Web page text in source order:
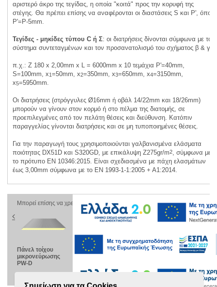
αριστερό άκρο της τεγίδας, η οποία "κοιτά" προς την κορυφή της
στέγης. Θα πρέπει επίσης να αναφέρονται οι διαστάσεις S και P', όπου
P'=P-5mm.
Τεγίδες - μηκίδες τύπου C ή Σ: οι διατρήσεις δίνονται σύμφωνα με το
σύστημα συντεταγμένων και τον προσανατολισμό του σχήματος β & γ.
π.χ.: Ζ 180 x 2,00mm x L = 6000mm x 10 τεμάχια P'=40mm,
S=100mm, x1=50mm, x2=350mm, x3=650mm, x4=3150mm,
x5=5950mm.
Οι διατρήσεις (στρόγγυλες Ø16mm ή οβάλ 14/22mm και 18/26mm)
μπορούν να γίνουν στον κορμό ή στο πέλμα της διατομής, σε
προεπιλεγμένες από τον πελάτη θέσεις και διεύθυνση. Κατόπιν
παραγγελίας γίνονται διατρήσεις και σε μη τυποποιημένες θέσεις.
Για την παραγωγή τους χρησιμοποιούνται γαλβανισμένα ελάσματα
ποιότητας DX51D και S320GD, με επικάλυψη Ζ275gr/m2, σύμφωνα με
το πρότυπο ΕΝ 10346:2015. Είναι σχεδιασμένα με πάχη ελασμάτων
έως 3,00mm σύμφωνα με το EN 1993-1-1:2005 + A1:2014.
Μπορεί επίσης να χρειαστείτε
Πάνελ τοίχου
μικρονεύρωσης
PW-D
Διατομές Z
Πάνελ οροφής 4